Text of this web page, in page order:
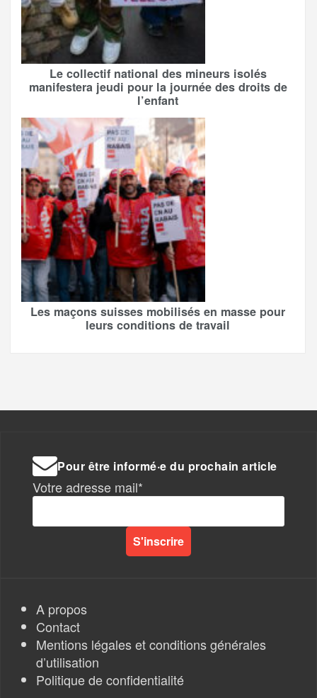
Le collectif national des mineurs isolés
manifestera jeudi pour la journée des droits de
l’enfant
Les maçons suisses mobilisés en masse pour
leurs conditions de travail
Pour être informé·e du prochain article
Votre adresse mail*
A propos
Contact
Mentions légales et conditions générales
d’utilisation
Politique de confidentialité